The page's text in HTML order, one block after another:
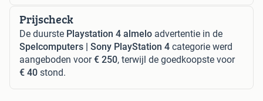
Prijscheck
De duurste Playstation 4 almelo advertentie in de
Spelcomputers | Sony PlayStation 4 categorie werd
aangeboden voor€ 250, terwijl de goedkoopste voor
€ 40 stond.